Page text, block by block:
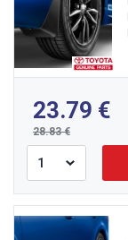
23.79
28.83